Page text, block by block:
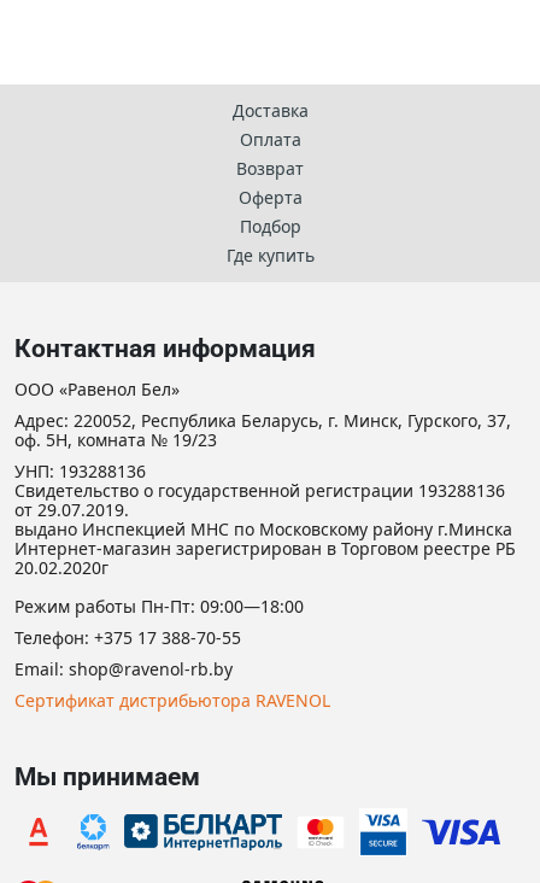
Доставка
Оплата
Возврат
Оферта
Подбор
Где купить
Контактная информация
ООО «Равенол Бел»
Адрес: 220052, Республика Беларусь, г. Минск, Гурского, 37,
оф. 5Н, комната № 19/23
УНП: 193288136
Свидетельство о государственной регистрации 193288136
от 29.07.2019.
выдано Инспекцией МНС по Московскому району г.Минска
Интернет-магазин зарегистрирован в Торговом реестре РБ
20.02.2020г
Режим работы Пн-Пт: 09:00—18:00
Телефон: +375 17 388-70-55
Email: shop@ravenol-rb.by
Сертификат дистрибьютора RAVENOL
Мы принимаем